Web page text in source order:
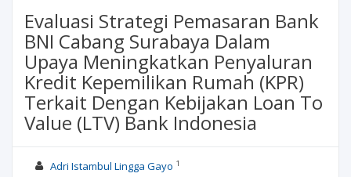
Evaluasi Strategi Pemasaran Bank
BNI Cabang Surabaya Dalam
Upaya Meningkatkan Penyaluran
Kredit Kepemilikan Rumah (KPR)
Terkait Dengan Kebijakan Loan To
Value (LTV) Bank Indonesia
Adri Istambul Lingga Gayo 1